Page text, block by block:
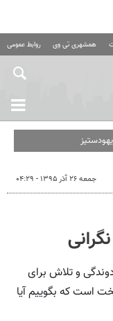
همشهری تی وی روابط عمومی
نیست
جمعه ۲۶ آذر ۱۳۹۵ - ۰۴:۲۹
و تلاش برای
است که بگوییم آیا